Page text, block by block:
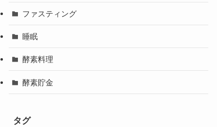
ファスティング
睡眠
酵素料理
酵素貯金
タグ